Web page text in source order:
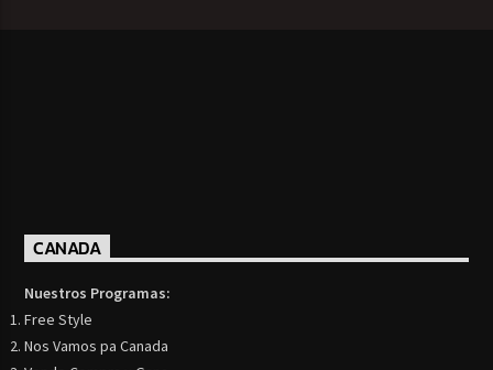
CANADA
Nuestros Programas:
Free Style
Nos Vamos pa Canada